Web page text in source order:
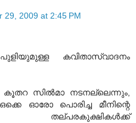
29, 2009 at 2:45 PM
കവിതാസ്വാദനം
സില്‍മാ നടനല്ലെന്നും,
ഓരോ പൊരിച്ച മീനിന്റെ
തല്പരകുക്ഷികള്‍ക്ക്